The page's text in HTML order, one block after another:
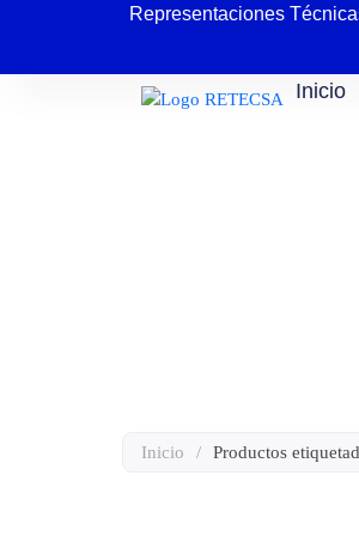
Representaciones
Inicio
Inicio / Productos